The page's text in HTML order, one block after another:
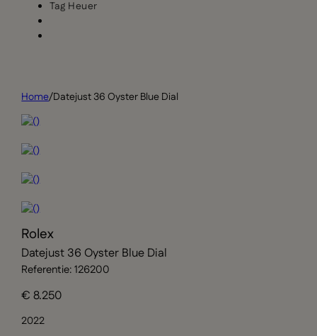
Tag Heuer
Home/Datejust 36 Oyster Blue Dial
Rolex
Datejust 36 Oyster Blue Dial
Referentie: 126200
€ 8.250
2022